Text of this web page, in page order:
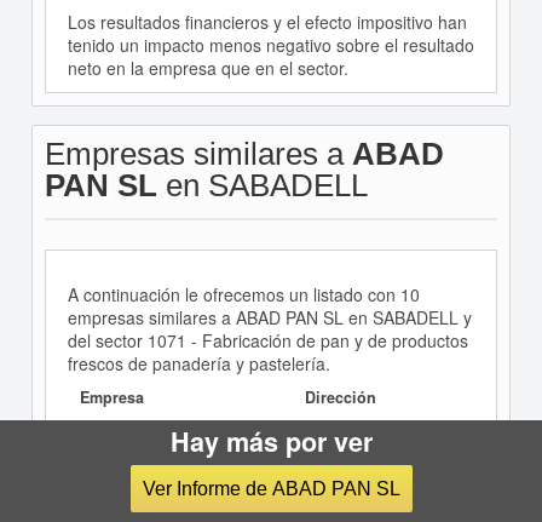
Los resultados financieros y el efecto impositivo han
tenido un impacto menos negativo sobre el resultado
neto en la empresa que en el sector.
Empresas similares a ABAD
PAN SL en SABADELL
A continuación le ofrecemos un listado con 10
empresas similares a ABAD PAN SL en SABADELL y
del sector 1071 - Fabricación de pan y de productos
frescos de panadería y pastelería.
Empresa Dirección
CHURRERIA MUÑOZ SL
(EXTINGUIDA)
CALLE MUNTANER, 9,
08206, Sabadell,
BARCELONA
Hay más por ver
Ver Informe de ABAD PAN SL